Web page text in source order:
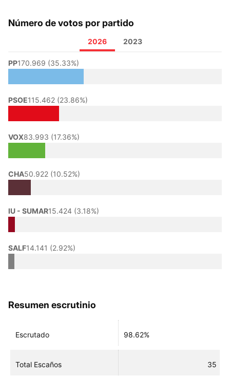
Número de votos por partido
2026 2023
PP170.969 (35.33%)
PSOE115.462 (23.86%)
VOX83.993 (17.36%)
CHA50.922 (10.52%)
IU - SUMAR15.424 (3.18%)
SALF14.141 (2.92%)
Resumen escrutinio
Escrutado 98.62%
Total Escaños 35